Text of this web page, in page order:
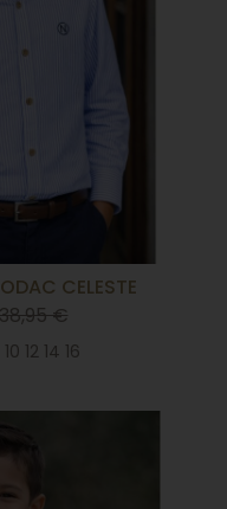
CELESTE
38,95 €
12 14 16